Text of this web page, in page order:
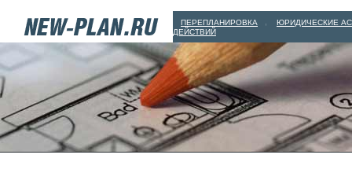
ПЕРЕПЛАНИРОВКА |
ЮРИДИЧЕСКИЕ
ДЕЙСТВИЙ